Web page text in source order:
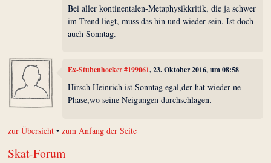
Bei aller kontinentalen-Metaphysikkritik, die ja schwer
im Trend liegt, muss das hin und wieder sein. Ist doch
auch Sonntag.
Ex-Stubenhocker #199061, 23. Oktober 2016, um 08:58
Hirsch Heinrich ist Sonntag egal,der hat wieder ne
Phase,wo seine Neigungen durchschlagen.
zur Übersicht •zum Anfang der Seite
Skat-Forum